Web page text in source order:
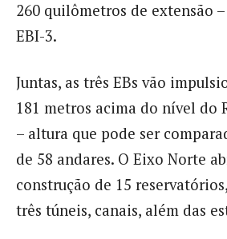
260 quilômetros de extensão –
EBI-3.
Juntas, as três EBs vão
181 metros acima do nível do
– altura que pode ser
de 58 andares. O Eixo Norte
construção de 15
três túneis, canais, além das